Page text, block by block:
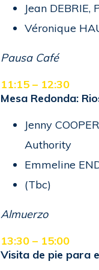
Jean
Véronique
Pausa Café
11:15 – 12:30
Mesa Redonda:
Jenny
Authority
Emmeline
(Tbc)
Almuerzo
13:30 – 15:00
Visita de pie para